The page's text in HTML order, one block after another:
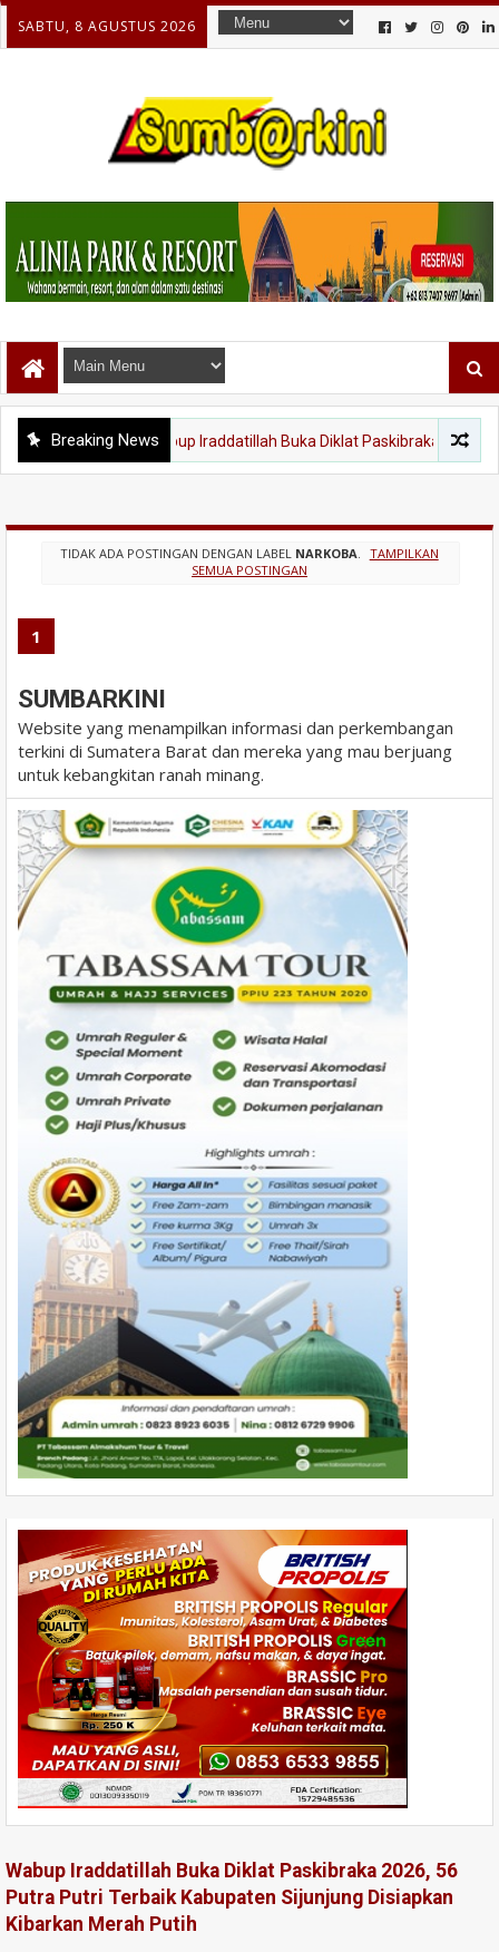
SABTU, 8 AGUSTUS 2026
Breaking News
SIJUNJUNG Wabup Iraddatillah Buka Diklat Paskibraka 2026, 56
TIDAK ADA POSTINGAN DENGAN LABEL NARKOBA. TAMPILKAN
SEMUA POSTINGAN
1
SUMBARKINI
Website yang menampilkan informasi dan perkembangan
terkini di Sumatera Barat dan mereka yang mau berjuang
untuk kebangkitan ranah minang.
Wabup Iraddatillah Buka Diklat Paskibraka 2026, 56
Putra Putri Terbaik Kabupaten Sijunjung Disiapkan
Kibarkan Merah Putih